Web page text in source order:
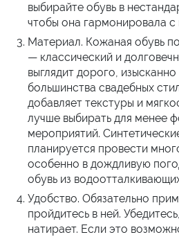
выбирайте обувь в
чтобы она гармонировала с
Материал. Кожаная обувь
— классический и
выглядит дорого,
большинства свадебных
добавляет текстуры и
лучше выбирать для менее
мероприятий.
планируется провести
особенно в дождливую
обувь из
Удобство. Обязательно
пройдитесь в ней.
натирает. Если это